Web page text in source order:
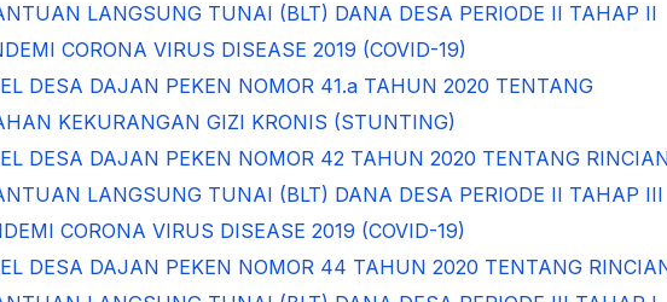
LANGSUNG TUNAI (BLT) DANA DESA PERIODE II TAHAP II
CORONA VIRUS DISEASE 2019 (COVID-19)
DESA DAJAN PEKEN NOMOR 41.a TAHUN 2020 TENTANG
KEKURANGAN GIZI KRONIS (STUNTING)
DESA DAJAN PEKEN NOMOR 42 TAHUN 2020 TENTANG
LANGSUNG TUNAI (BLT) DANA DESA PERIODE II TAHAP III
CORONA VIRUS DISEASE 2019 (COVID-19)
DESA DAJAN PEKEN NOMOR 44 TAHUN 2020 TENTANG